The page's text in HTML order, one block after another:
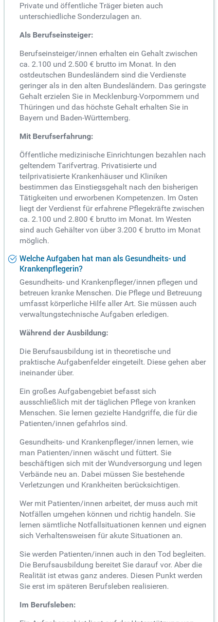
Private und öffentliche Träger bieten auch
unterschiedliche Sonderzulagen an.
Als Berufseinsteiger:
Berufseinsteiger/innen erhalten ein Gehalt zwischen
ca. 2.100 und 2.500 € brutto im Monat. In den
ostdeutschen Bundesländern sind die Verdienste
geringer als in den alten Bundesländern. Das geringste
Gehalt erzielen Sie in Mecklenburg-Vorpommern und
Thüringen und das höchste Gehalt erhalten Sie in
Bayern und Baden-Württemberg.
Mit Berufserfahrung:
Öffentliche medizinische Einrichtungen bezahlen nach
geltendem Tarifvertrag. Privatisierte und
teilprivatisierte Krankenhäuser und Kliniken
bestimmen das Einstiegsgehalt nach den bisherigen
Tätigkeiten und erworbenen Kompetenzen. Im Osten
liegt der Verdienst für erfahrene Pflegekräfte zwischen
ca. 2.100 und 2.800 € brutto im Monat. Im Westen
sind auch Gehälter von über 3.200 € brutto im Monat
möglich.
Welche Aufgaben hat man als Gesundheits- und
Krankenpflegerin?
Gesundheits- und Krankenpfleger/innen pflegen und
betreuen kranke Menschen. Die Pflege und Betreuung
umfasst körperliche Hilfe aller Art. Sie müssen auch
verwaltungstechnische Aufgaben erledigen.
Während der Ausbildung:
Die Berufsausbildung ist in theoretische und
praktische Aufgabenfelder eingeteilt. Diese gehen aber
ineinander über.
Ein großes Aufgabengebiet befasst sich
ausschließlich mit der täglichen Pflege von kranken
Menschen. Sie lernen gezielte Handgriffe, die für die
Patienten/innen gefahrlos sind.
Gesundheits- und Krankenpfleger/innen lernen, wie
man Patienten/innen wäscht und füttert. Sie
beschäftigen sich mit der Wundversorgung und legen
Verbände neu an. Dabei müssen Sie bestehende
Verletzungen und Krankheiten berücksichtigen.
Wer mit Patienten/innen arbeitet, der muss auch mit
Notfällen umgehen können und richtig handeln. Sie
lernen sämtliche Notfallsituationen kennen und eignen
sich Verhaltensweisen für akute Situationen an.
Sie werden Patienten/innen auch in den Tod begleiten.
Die Berufsausbildung bereitet Sie darauf vor. Aber die
Realität ist etwas ganz anderes. Diesen Punkt werden
Sie erst im späteren Berufsleben realisieren.
Im Berufsleben: